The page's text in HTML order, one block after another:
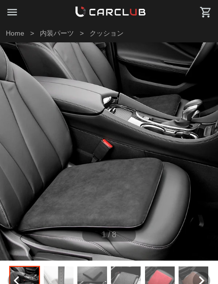
Home > 内装パーツ > クッション
1 / 8